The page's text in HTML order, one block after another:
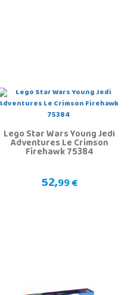
Lego Star Wars Young Jedi
Adventures Le Crimson
Firehawk 75384
52,99 €